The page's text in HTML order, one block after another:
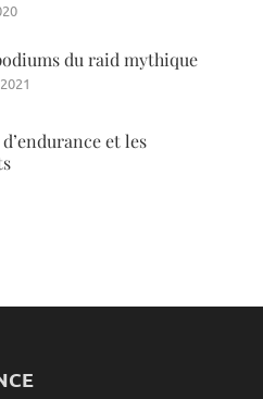
du raid mythique
et les